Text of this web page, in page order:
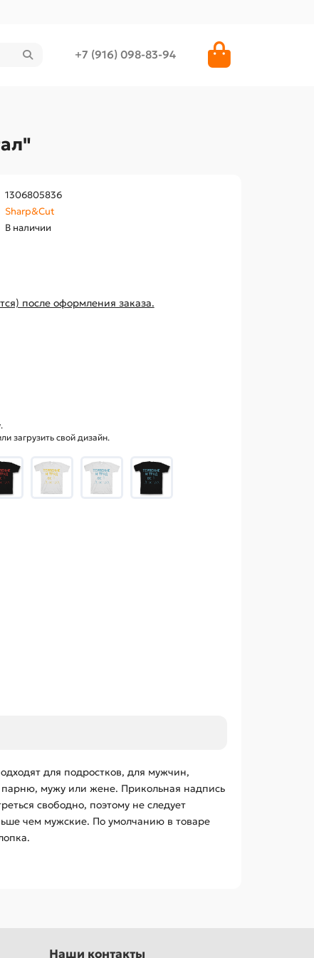
+7 (916) 098-83-94
1306805836
Sharp&Cut
В наличии
после оформления заказа.
загрузить свой дизайн.
для подростков, для мужчин,
мужу или жене. Прикольная надпись
свободно, поэтому не следует
чем мужские. По умолчанию в товаре
Наши контакты